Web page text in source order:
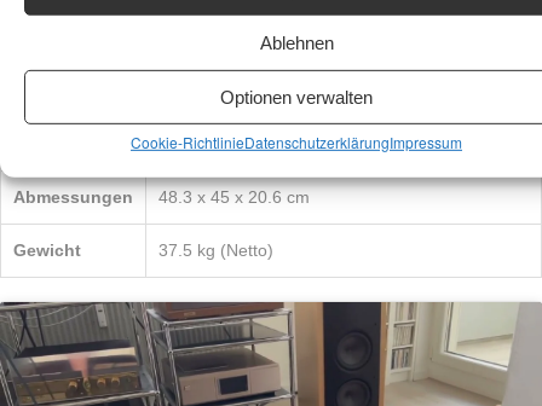
Ablehnen
Optionen verwalten
Cookie-RichtlinieDatenschutzerklärungImpressum
Verzerrung Weniger als 0.05% THD
Optionale
Abmessungen 48.3 x 45 x 20.6 cm
Gewicht 37.5 kg (Netto)